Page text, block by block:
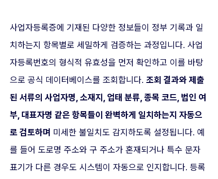
사업자등록증에 기재된 다양한 정보들이 정부 기록과 일
치하는지 항목별로 세밀하게 검증하는 과정입니다. 사업
자등록번호의 형식적 유효성을 먼저 확인하고 이를 바탕
으로 공식 데이터베이스를 조회합니다. 조회 결과와 제출
된 서류의 사업자명, 소재지, 업태 분류, 종목 코드, 법인 여
부, 대표자명 같은 항목들이 완벽하게 일치하는지 자동으
로 검토하며 미세한 불일치도 감지하도록 설정됩니다. 예
를 들어 도로명 주소와 구 주소가 혼재되거나 특수 문자
표기가 다른 경우도 시스템이 자동으로 인지합니다. 등록